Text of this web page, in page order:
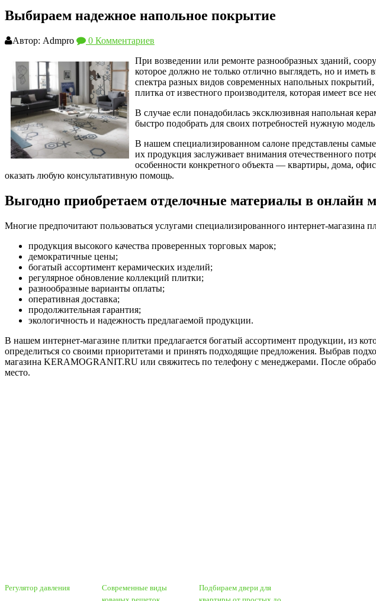
Выбираем надежное напольное покрытие
Автор: Admpro
0 Комментариев
При возведении или ремонте разнообразных зданий,
которое должно не только отлично выглядеть, но и
спектра разных видов современных напольных
плитка от известного производителя, которая имеет
В случае если понадобилась эксклюзивная напольная
быстро подобрать для своих потребностей нужную
В нашем специализированном салоне представлены
их продукция заслуживает внимания отечественного
особенности конкретного объекта — квартиры, дома,
оказать любую консультативную помощь.
Выгодно приобретаем отделочные материалы в онлайн
Многие предпочитают пользоваться услугами специализированного интернет-
продукция высокого качества проверенных торговых марок;
демократичные цены;
богатый ассортимент керамических изделий;
регулярное обновление коллекций плитки;
разнообразные варианты оплаты;
оперативная доставка;
продолжительная гарантия;
экологичность и надежность предлагаемой продукции.
В нашем интернет-магазине плитки предлагается богатый ассортимент продукции, из
определиться со своими приоритетами и принять подходящие предложения. Выбрав
магазина KERAMOGRANIT.RU или свяжитесь по телефону с менеджерами. После
место.
Регулятор давления
Современные виды
Подбираем двери для